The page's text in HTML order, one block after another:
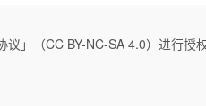
」（CC BY-NC-SA 4.0）进行授权